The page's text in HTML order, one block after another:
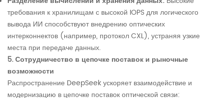
требования к хранилищам с высокой IOPS для логического
вывода ИИ способствуют внедрению оптических
интерконнектов (например, протокол CXL), устраняя узкие
места при передаче данных.
5. Сотрудничество в цепочке поставок и рыночные
возможности
Распространение DeepSeek ускоряет взаимодействие и
модернизацию в цепочке поставок оптической связи: